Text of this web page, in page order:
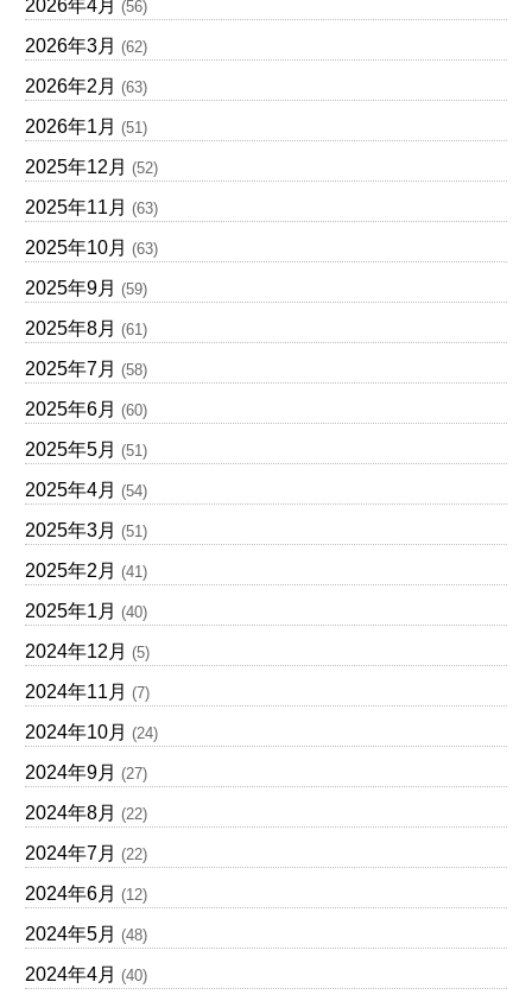
2026年4月 (56)
2026年3月 (62)
2026年2月 (63)
2026年1月 (51)
2025年12月 (52)
2025年11月 (63)
2025年10月 (63)
2025年9月 (59)
2025年8月 (61)
2025年7月 (58)
2025年6月 (60)
2025年5月 (51)
2025年4月 (54)
2025年3月 (51)
2025年2月 (41)
2025年1月 (40)
2024年12月 (5)
2024年11月 (7)
2024年10月 (24)
2024年9月 (27)
2024年8月 (22)
2024年7月 (22)
2024年6月 (12)
2024年5月 (48)
2024年4月 (40)